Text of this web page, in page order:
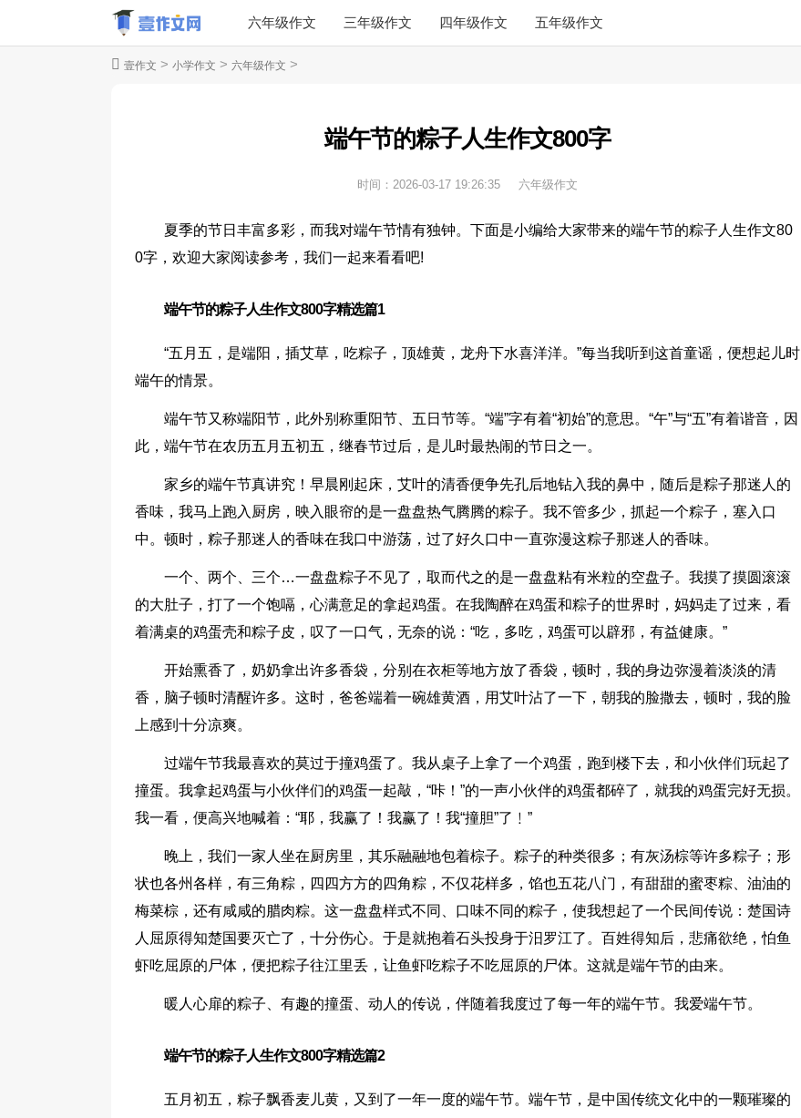
六年级作文 三年级作文 四年级作文 五年级作文
壹作文 > 小学作文 > 六年级作文 >
端午节的粽子人生作文800字
时间： 2026-03-17 19:26:35 六年级作文
夏季的节日丰富多彩，而我对端午节情有独钟。下面是小编给大家带来的端午节的粽子人生作文80
0字，欢迎大家阅读参考，我们一起来看看吧!
端午节的粽子人生作文800字精选篇1
“五月五，是端阳，插艾草，吃粽子，顶雄黄，龙舟下水喜洋洋。”每当我听到这首童谣，便想起儿时
端午的情景。
端午节又称端阳节，此外别称重阳节、五日节等。“端”字有着“初始”的意思。“午”与“五”有着谐音，因
此，端午节在农历五月五初五，继春节过后，是儿时最热闹的节日之一。
家乡的端午节真讲究！早晨刚起床，艾叶的清香便争先孔后地钻入我的鼻中，随后是粽子那迷人的
香味，我马上跑入厨房，映入眼帘的是一盘盘热气腾腾的粽子。我不管多少，抓起一个粽子，塞入口
中。顿时，粽子那迷人的香味在我口中游荡，过了好久口中一直弥漫这粽子那迷人的香味。
一个、两个、三个…一盘盘粽子不见了，取而代之的是一盘盘粘有米粒的空盘子。我摸了摸圆滚滚
的大肚子，打了一个饱嗝，心满意足的拿起鸡蛋。在我陶醉在鸡蛋和粽子的世界时，妈妈走了过来，看
着满桌的鸡蛋壳和粽子皮，叹了一口气，无奈的说：“吃，多吃，鸡蛋可以辟邪，有益健康。”
开始熏香了，奶奶拿出许多香袋，分别在衣柜等地方放了香袋，顿时，我的身边弥漫着淡淡的清
香，脑子顿时清醒许多。这时，爸爸端着一碗雄黄酒，用艾叶沾了一下，朝我的脸撒去，顿时，我的脸
上感到十分凉爽。
过端午节我最喜欢的莫过于撞鸡蛋了。我从桌子上拿了一个鸡蛋，跑到楼下去，和小伙伴们玩起了
撞蛋。我拿起鸡蛋与小伙伴们的鸡蛋一起敲，“咔！”的一声小伙伴的鸡蛋都碎了，就我的鸡蛋完好无损。
我一看，便高兴地喊着：“耶，我赢了！我赢了！我“撞胆”了﹗”
晚上，我们一家人坐在厨房里，其乐融融地包着棕子。粽子的种类很多；有灰汤棕等许多粽子；形
状也各州各样，有三角粽，四四方方的四角粽，不仅花样多，馅也五花八门，有甜甜的蜜枣粽、油油的
梅菜棕，还有咸咸的腊肉粽。这一盘盘样式不同、口味不同的粽子，使我想起了一个民间传说：楚国诗
人屈原得知楚国要灭亡了，十分伤心。于是就抱着石头投身于汨罗江了。百姓得知后，悲痛欲绝，怕鱼
虾吃屈原的尸体，便把粽子往江里丢，让鱼虾吃粽子不吃屈原的尸体。这就是端午节的由来。
暖人心扉的粽子、有趣的撞蛋、动人的传说，伴随着我度过了每一年的端午节。我爱端午节。
端午节的粽子人生作文800字精选篇2
五月初五，粽子飘香麦儿黄，又到了一年一度的端午节。端午节，是中国传统文化中的一颗璀璨的